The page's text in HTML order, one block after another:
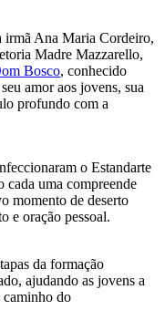
irmã Ana Maria Cordeiro,
Madre Mazzarello,
Bosco, conhecido
amor aos jovens, sua
profundo com a
o Estandarte
cada uma compreende
momento de deserto
e oração pessoal.
da formação
ajudando as jovens a
caminho do